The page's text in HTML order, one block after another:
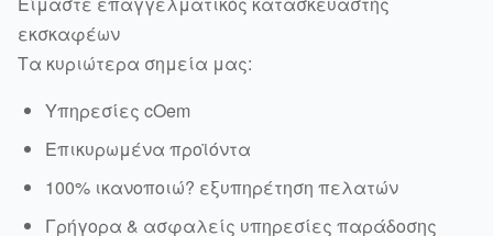
εκσκαφέων
Τα κυριώτερα σημεία μας:
Υπηρεσίες cOem
Επικυρωμένα προϊόντα
100% ικανοποιώ? εξυπηρέτηση πελατών
Γρήγορα & ασφαλείς υπηρεσίες παράδοσης